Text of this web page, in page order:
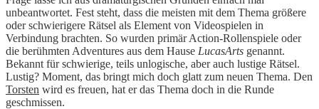
unbeantwortet. Fest steht, dass die meisten mit dem Thema größere
oder schwierigere Rätsel als Element von Videospielen in
Verbindung brachten. So wurden primär Action-Rollenspiele oder
die berühmten Adventures aus dem Hause LucasArts genannt.
Bekannt für schwierige, teils unlogische, aber auch lustige Rätsel.
Lustig? Moment, das bringt mich doch glatt zum neuen Thema. Den
Torsten wird es freuen, hat er das Thema doch in die Runde
geschmissen.